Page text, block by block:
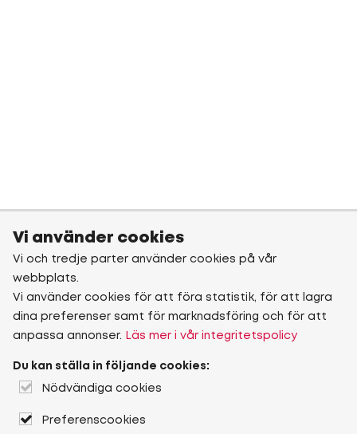
Vi använder cookies
Vi och tredje parter använder cookies på vår
webbplats.
Vi använder cookies för att föra statistik, för att lagra
dina preferenser samt för marknadsföring och för att
anpassa annonser.
Läs mer i vår integritetspolicy
Du kan ställa in följande cookies:
Nödvändiga cookies
Preferenscookies